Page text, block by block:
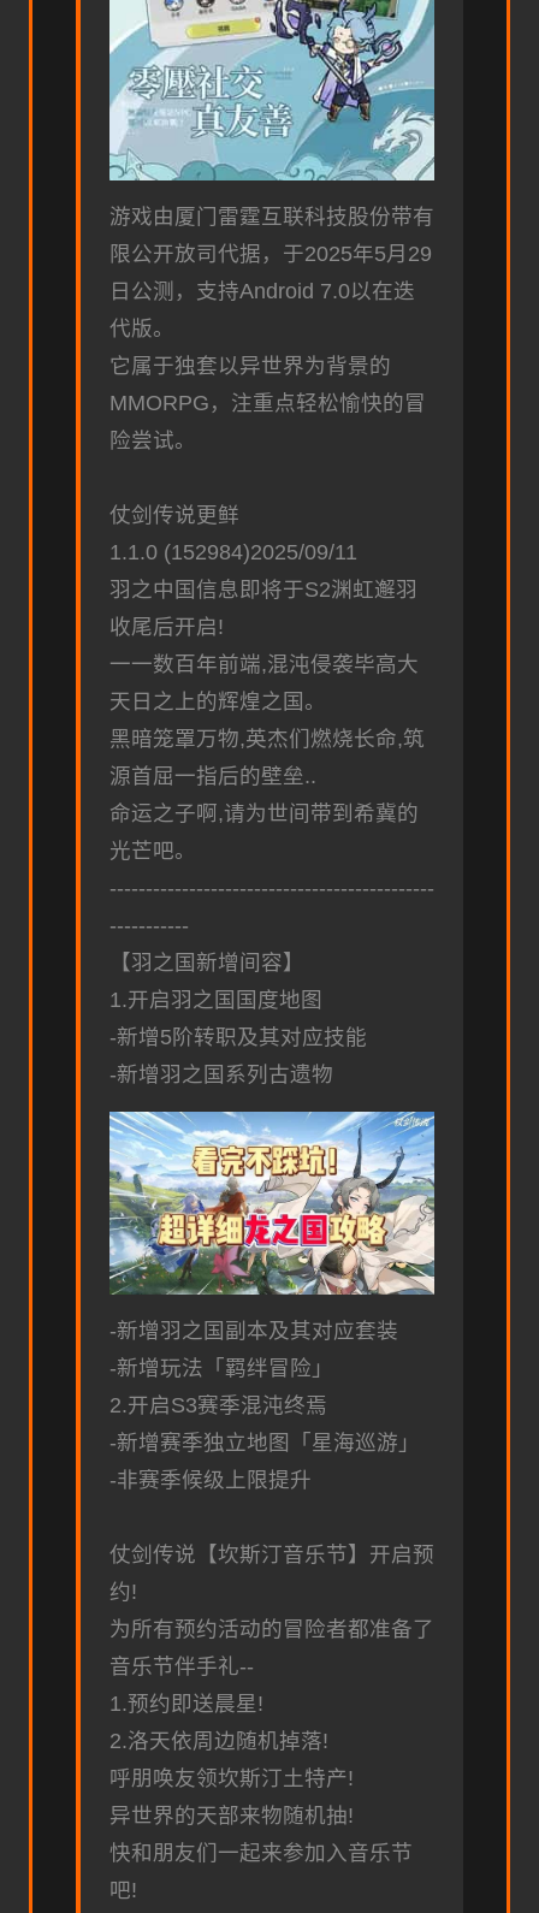
游戏由厦门雷霆互联科技股份带有
限公开放司代据，于2025年5月29
日公测，支持Android 7.0以在迭
代版。
它属于独套以异世界为背景的
MMORPG，注重点轻松愉快的冒
险尝试。
仗剑传说更鲜
1.1.0 (152984)2025/09/11
羽之中国信息即将于S2渊虹邂羽
收尾后开启!
一一数百年前端,混沌侵袭毕高大
天日之上的辉煌之国。
黑暗笼罩万物,英杰们燃烧长命,筑
源首屈一指后的壁垒..
命运之子啊,请为世间带到希冀的
光芒吧。
---------------------------------------------
-----------
【羽之国新增间容】
1.开启羽之国国度地图
-新增5阶转职及其对应技能
-新增羽之国系列古遗物
-新增羽之国副本及其对应套装
-新增玩法「羁绊冒险」
2.开启S3赛季混沌终焉
-新增赛季独立地图「星海巡游」
-非赛季候级上限提升
仗剑传说【坎斯汀音乐节】开启预
约!
为所有预约活动的冒险者都准备了
音乐节伴手礼--
1.预约即送晨星!
2.洛天依周边随机掉落!
呼朋唤友领坎斯汀土特产!
异世界的天部来物随机抽!
快和朋友们一起来参加入音乐节
吧!